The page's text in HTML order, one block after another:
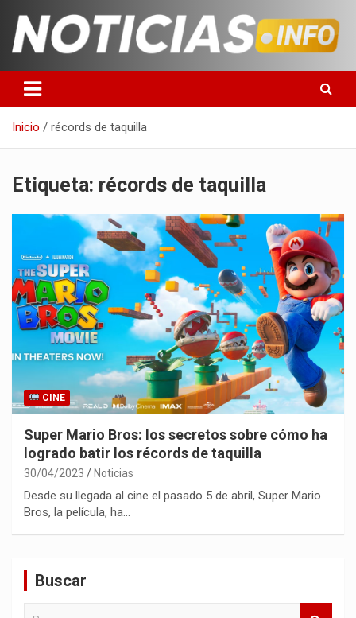
contenido
Noticias en español
Inicio récords de taquilla
Etiqueta: récords de taquilla
CINE
Super Mario Bros: los secretos sobre cómo ha
logrado batir los récords de taquilla
30/04/2023 Noticias
Desde su llegada al cine el pasado 5 de abril, Super Mario
Bros, la película, ha…
Buscar